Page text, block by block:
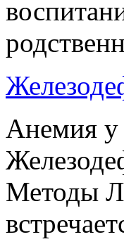
Анемия у
Методы